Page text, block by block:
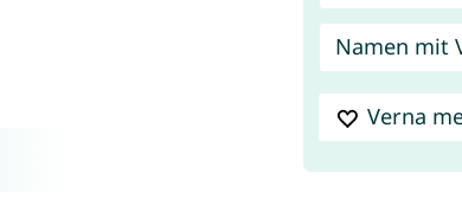
Namen mit
Verna